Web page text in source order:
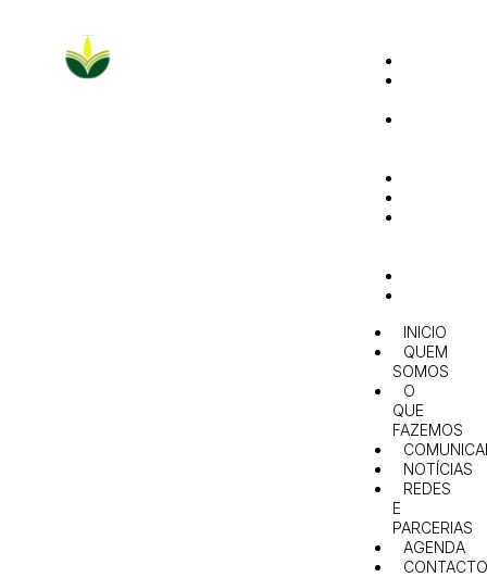
INICIO
QUEM
SOMOS
O
QUE
FAZEMOS
NOTÍCIAS
REDES
E
PARCERIAS
AGENDA